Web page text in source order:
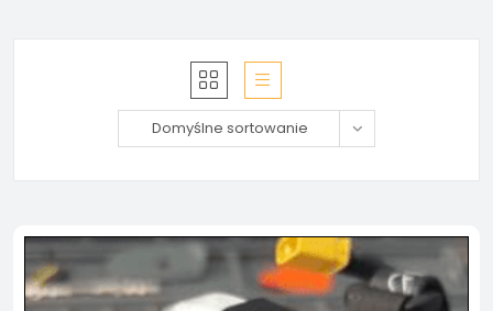
Domyślne sortowanie